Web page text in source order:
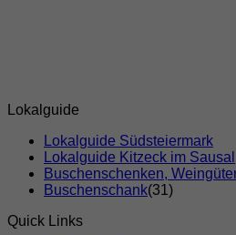
Lokalguide
Lokalguide Südsteiermark
Lokalguide Kitzeck im Sausal
Buschenschenken,
Buschenschank(31)
Quick Links